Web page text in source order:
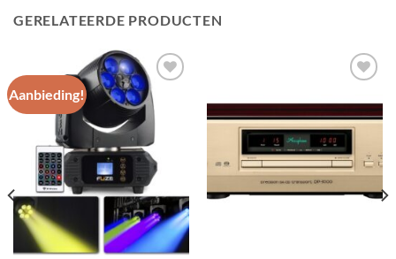
GERELATEERDE PRODUCTEN
Aanbieding!
Toevoegen
wenslijst
Toevoegen
aan
wenslijst